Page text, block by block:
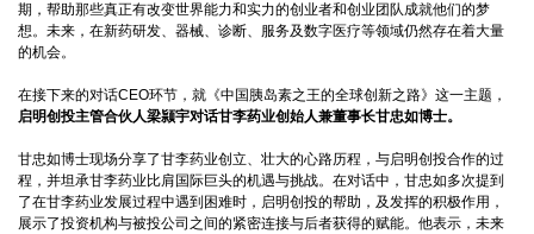
期，帮助那些真正有改变世界能力和实力的创业者和创业团队成就他们的梦
想。未来，在新药研发、器械、诊断、服务及数字医疗等领域仍然存在着大量
的机会。
在接下来的对话CEO环节，就《中国胰岛素之王的全球创新之路》这一主题，
启明创投主管合伙人梁颕宇对话甘李药业创始人兼董事长甘忠如博士。
甘忠如博士现场分享了甘李药业创立、壮大的心路历程，与启明创投合作的过
程，并坦承甘李药业比肩国际巨头的机遇与挑战。在对话中，甘忠如多次提到
了在甘李药业发展过程中遇到困难时，启明创投的帮助，及发挥的积极作用，
展示了投资机构与被投公司之间的紧密连接与后者获得的赋能。他表示，未来